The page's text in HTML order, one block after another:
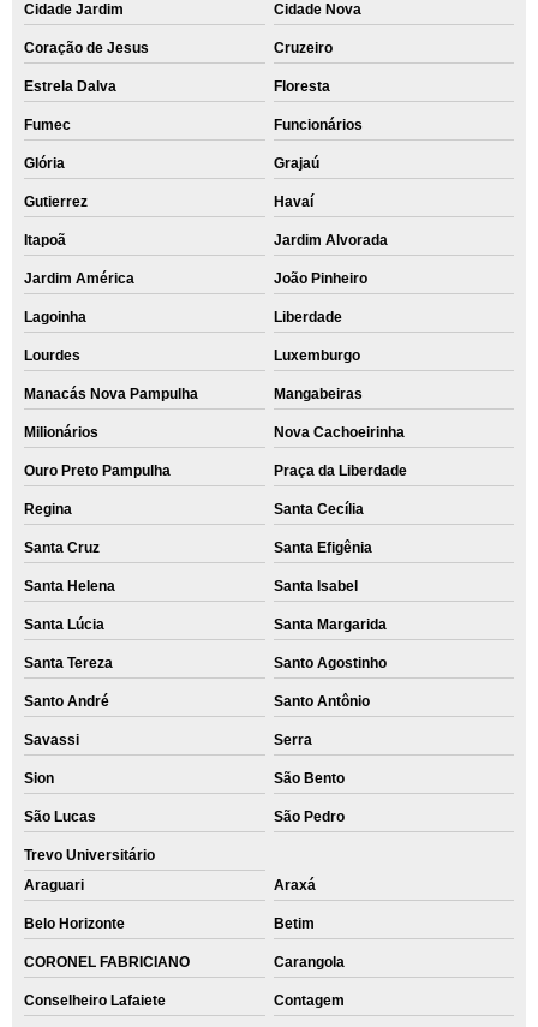
Cidade Jardim Cidade Nova
Coração de Jesus Cruzeiro
Estrela Dalva Floresta
Fumec Funcionários
Glória Grajaú
Gutierrez Havaí
Itapoã Jardim Alvorada
Jardim América João Pinheiro
Lagoinha Liberdade
Lourdes Luxemburgo
Manacás Nova Pampulha Mangabeiras
Milionários Nova Cachoeirinha
Ouro Preto Pampulha Praça da Liberdade
Regina Santa Cecília
Santa Cruz Santa Efigênia
Santa Helena Santa Isabel
Santa Lúcia Santa Margarida
Santa Tereza Santo Agostinho
Santo André Santo Antônio
Savassi Serra
Sion São Bento
São Lucas São Pedro
Trevo Universitário
Araguari
Araxá
Belo Horizonte Betim
CORONEL FABRICIANO Carangola
Conselheiro Lafaiete Contagem